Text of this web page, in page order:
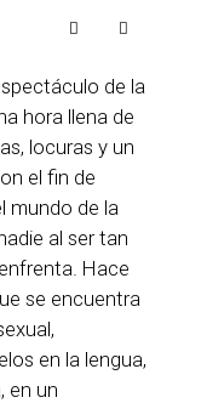
de la
hora llena de
locuras y un
el fin de
mundo de la
al ser tan
Hace
se encuentra
en la lengua,
en un